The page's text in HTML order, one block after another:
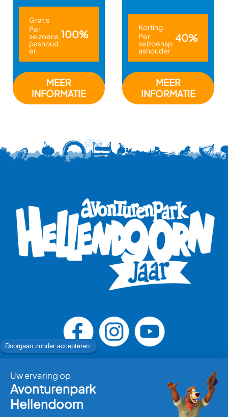
Gratis
Per
seizoens
pashoud
er
100%
MEER
INFORMATIE
Korting
Per
seizoensp
ashouder
40%
MEER
INFORMATIE